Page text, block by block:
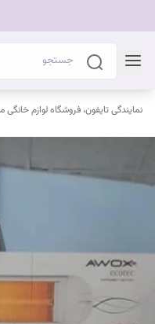
نمایندگی تایفون، فروشگاه لوازم خانگی